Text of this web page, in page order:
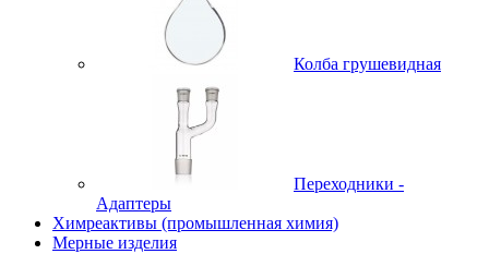
Колба грушевидная
Переходники -
Адаптеры
Химреактивы (промышленная химия)
Мерные изделия